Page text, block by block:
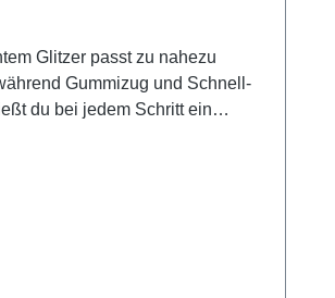
Glitzer passt zu nahezu
Gummizug und Schnell-
du bei jedem Schritt ein